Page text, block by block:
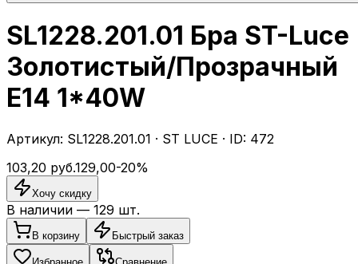
SL1228.201.01 Бра ST-Luce
Золотистый/Прозрачный
E14 1*40W
Артикул: SL1228.201.01 · ST LUCE · ID: 472
103,20 руб.129,00-20%
Хочу скидку
В наличии — 129 шт.
В корзину Быстрый заказ